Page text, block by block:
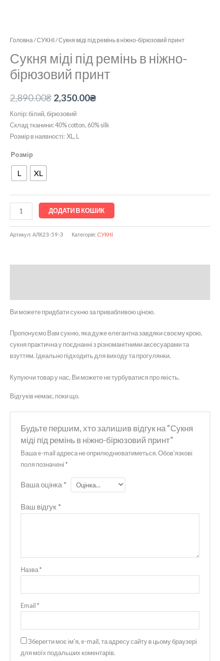
Головна /СУКНІ/ Сукня міді під ремінь в ніжно-бірюзовий принт
Сукня міді під ремінь в ніжно-
бірюзовий принт
2,890.00₴ 2,350.00₴
Колір: білий, бірюзовий
Склад тканини: 40% cotton, 60% silk
Розмір в наявності: XL, L
Розмір
L XL
ДОДАТИ В КОШИК
Артикул: АЛК23-59-3 Категорія: СУКНІ
Ви можете придбати сукню за привабливою ціною.
Пропонуємо Вам сукню, яка дуже елегантна завдяки своєму крою,
сукня практична у поєднанні з різноманітними аксесуарами та
взуттям. Ідеально підходить для виходу та прогулянки.
Купуючи товар у нас, Ви можете не турбуватися про якість.
Відгуків немає, поки що.
Будьте першим, хто залишив відгук на “Сукня
міді під ремінь в ніжно-бірюзовий принт”
Ваша e-mail адреса не оприлюднюватиметься.Обов’язкові
поля позначені*
Ваша оцінка *
Ваш відгук *
Назва*
Email*
Зберегти моє ім'я, e-mail, та адресу сайту в цьому браузері
для моїх подальших коментарів.